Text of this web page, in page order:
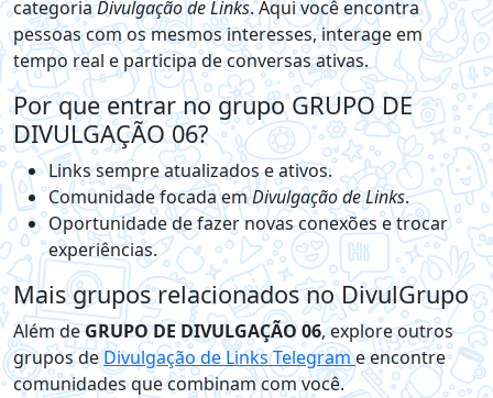
categoriaDivulgação de Links. Aqui você encontra
pessoas com os mesmos interesses, interage em
tempo real e participa de conversas ativas.
Por que entrar no grupo GRUPO DE
DIVULGAÇÃO 06?
Links sempre atualizados e ativos.
Comunidade focada emDivulgação de Links.
Oportunidade de fazer novas conexões e trocar
experiências.
Mais grupos relacionados no DivulGrupo
Além deGRUPO DE DIVULGAÇÃO 06, explore outros
grupos deDivulgação de Links Telegrame encontre
comunidades que combinam com você.